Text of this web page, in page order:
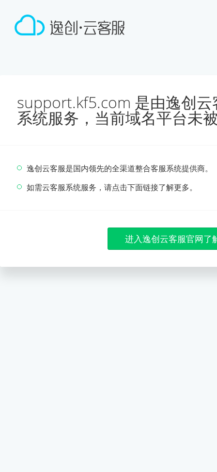
support.kf5.com 是由逸创
系统服务，当前域名平台未
逸创云客服是国内领先的全渠道整合客服系统提供商。
如需云客服系统服务，请点击下面链接了解更多。
进入逸创云客服官网了